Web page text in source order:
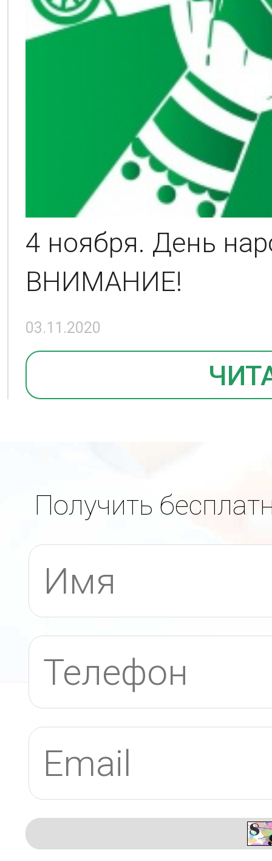
4 ноября. День
ВНИМАНИЕ!
03.11.2020
Получить